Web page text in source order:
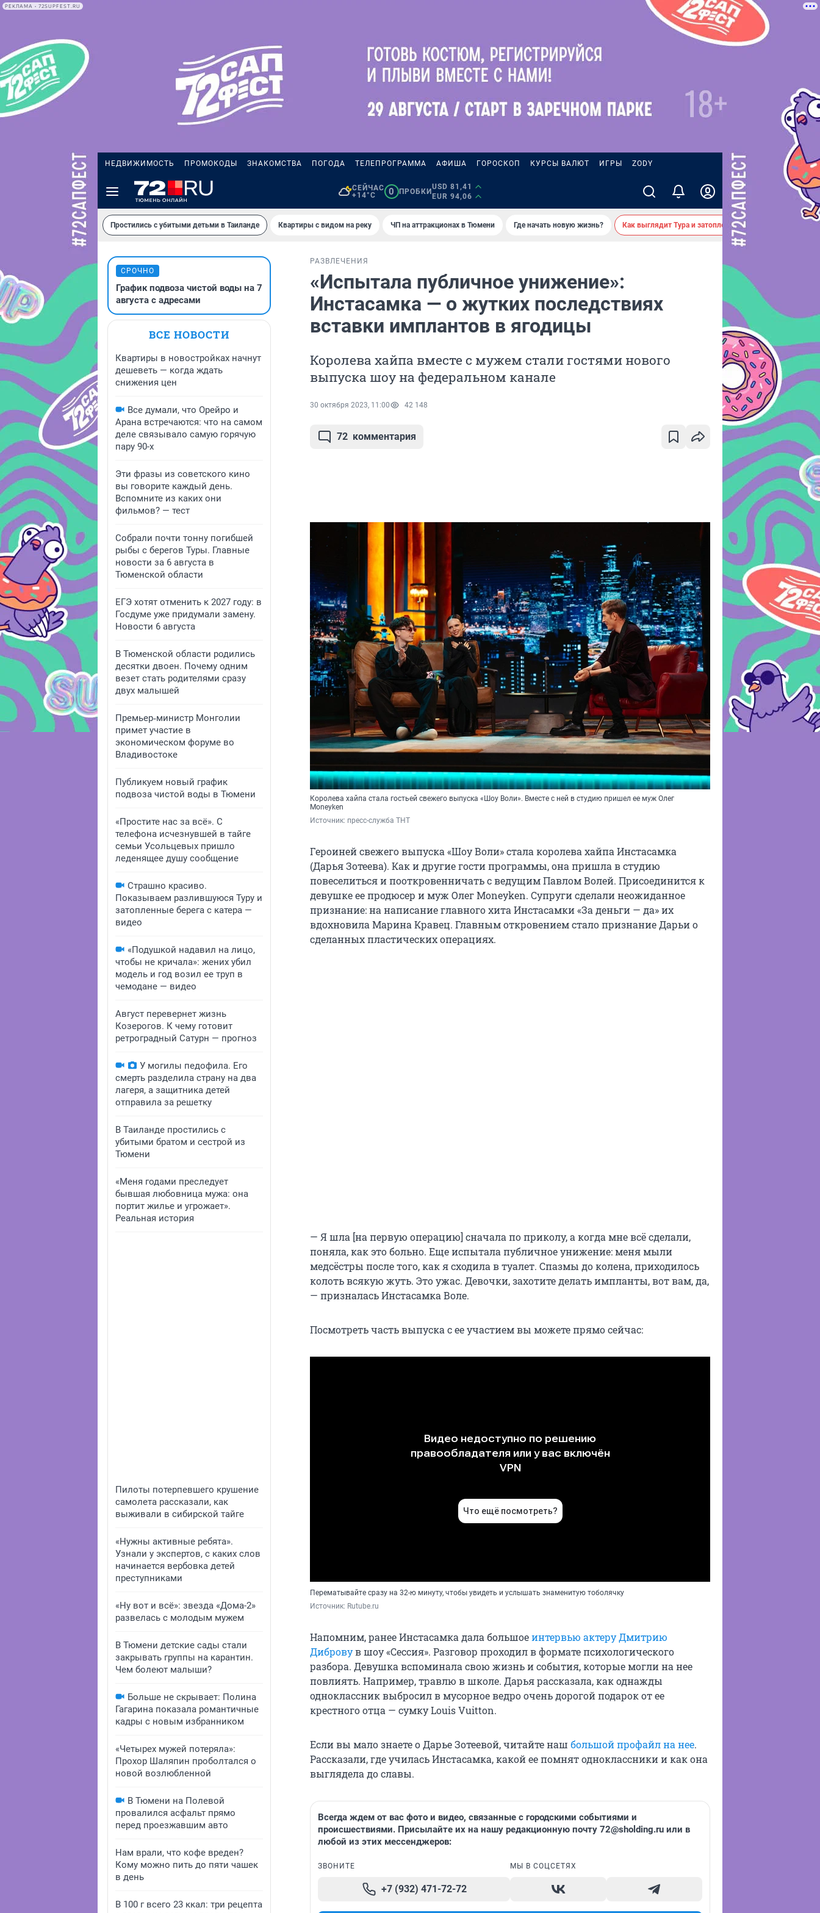
РЕКЛАМА • 72SUPFEST.RU
НЕДВИЖИМОСТЬ ПРОМОКОДЫ ЗНАКОМСТВА ПОГОДА ТЕЛЕПРОГРАММА АФИША ГОРОСКОП КУРСЫ ВАЛЮТ ИГРЫ ZODY
СЕЙЧАС
+14°C
0 ПРОБКИ
USD 81,41
EUR 94,06
Простились с убитыми детьми в Таиланде Квартиры с видом на реку ЧП на аттракционах в Тюмени Где начать новую жизнь? Как выглядит Тура и затопленные берега — вид с реки
СРОЧНО
График подвоза чистой воды на 7
августа с адресами
ВСЕ НОВОСТИ
Квартиры в новостройках начнут
дешеветь — когда ждать
снижения цен
Все думали, что Орейро и
Арана встречаются: что на самом
деле связывало самую горячую
пару 90-х
Эти фразы из советского кино
вы говорите каждый день.
Вспомните из каких они
фильмов? — тест
Собрали почти тонну погибшей
рыбы с берегов Туры. Главные
новости за 6 августа в
Тюменской области
ЕГЭ хотят отменить к 2027 году: в
Госдуме уже придумали замену.
Новости 6 августа
В Тюменской области родились
десятки двоен. Почему одним
везет стать родителями сразу
двух малышей
Премьер‑министр Монголии
примет участие в
экономическом форуме во
Владивостоке
Публикуем новый график
подвоза чистой воды в Тюмени
«Простите нас за всё». С
телефона исчезнувшей в тайге
семьи Усольцевых пришло
леденящее душу сообщение
Страшно красиво.
Показываем разлившуюся Туру и
затопленные берега с катера —
видео
«Подушкой надавил на лицо,
чтобы не кричала»: жених убил
модель и год возил ее труп в
чемодане — видео
Август перевернет жизнь
Козерогов. К чему готовит
ретроградный Сатурн — прогноз
У могилы педофила. Его
смерть разделила страну на два
лагеря, а защитника детей
отправила за решетку
В Таиланде простились с
убитыми братом и сестрой из
Тюмени
«Меня годами преследует
бывшая любовница мужа: она
портит жилье и угрожает».
Реальная история
Пилоты потерпевшего крушение
самолета рассказали, как
выживали в сибирской тайге
«Нужны активные ребята».
Узнали у экспертов, с каких слов
начинается вербовка детей
преступниками
«Ну вот и всё»: звезда «Дома-2»
развелась с молодым мужем
В Тюмени детские сады стали
закрывать группы на карантин.
Чем болеют малыши?
Больше не скрывает: Полина
Гагарина показала романтичные
кадры с новым избранником
«Четырех мужей потеряла»:
Прохор Шаляпин проболтался о
новой возлюбленной
В Тюмени на Полевой
провалился асфальт прямо
перед проезжавшим авто
Нам врали, что кофе вреден?
Кому можно пить до пяти чашек
в день
В 100 г всего 23 ккал: три рецепта
РАЗВЛЕЧЕНИЯ
«Испытала публичное унижение»:
Инстасамка — о жутких последствиях
вставки имплантов в ягодицы
Королева хайпа вместе с мужем стали гостями нового
выпуска шоу на федеральном канале
30 октября 2023, 11:00 42 148
72 комментария
Королева хайпа стала гостьей свежего выпуска «Шоу Воли». Вместе с ней в студию пришел ее муж Олег
Moneyken
Источник: пресс-служба ТНТ
Героиней свежего выпуска «Шоу Воли» стала королева хайпа Инстасамка
(Дарья Зотеева). Как и другие гости программы, она пришла в студию
повеселиться и пооткровенничать с ведущим Павлом Волей. Присоединится к
девушке ее продюсер и муж Олег Moneyken. Супруги сделали неожиданное
признание: на написание главного хита Инстасамки «За деньги — да» их
вдохновила Марина Кравец. Главным откровением стало признание Дарьи о
сделанных пластических операциях.
— Я шла [на первую операцию] сначала по приколу, а когда мне всё сделали,
поняла, как это больно. Еще испытала публичное унижение: меня мыли
медсёстры после того, как я сходила в туалет. Спазмы до колена, приходилось
колоть всякую жуть. Это ужас. Девочки, захотите делать импланты, вот вам, да,
— призналась Инстасамка Воле.
Посмотреть часть выпуска с ее участием вы можете прямо сейчас:
Перематывайте сразу на 32-ю минуту, чтобы увидеть и услышать знаменитую тоболячку
Источник: Rutube.ru
Напомним, ранее Инстасамка дала большоеинтервью актеру Дмитрию
Дибровув шоу «Сессия». Разговор проходил в формате психологического
разбора. Девушка вспоминала свою жизнь и события, которые могли на нее
повлиять. Например, травлю в школе. Дарья рассказала, как однажды
одноклассник выбросил в мусорное ведро очень дорогой подарок от ее
крестного отца — сумку Louis Vuitton.
Если вы мало знаете о Дарье Зотеевой, читайте наш большой профайл на нее.
Рассказали, где училась Инстасамка, какой ее помнят одноклассники и как она
выглядела до славы.
Всегда ждем от вас фото и видео, связанные с городскими событиями и
происшествиями. Присылайте их на нашу редакционную почту 72@sholding.ru или в
любой из этих мессенджеров:
ЗВОНИТЕ
+7 (932) 471-72-72
МЫ В СОЦСЕТЯХ